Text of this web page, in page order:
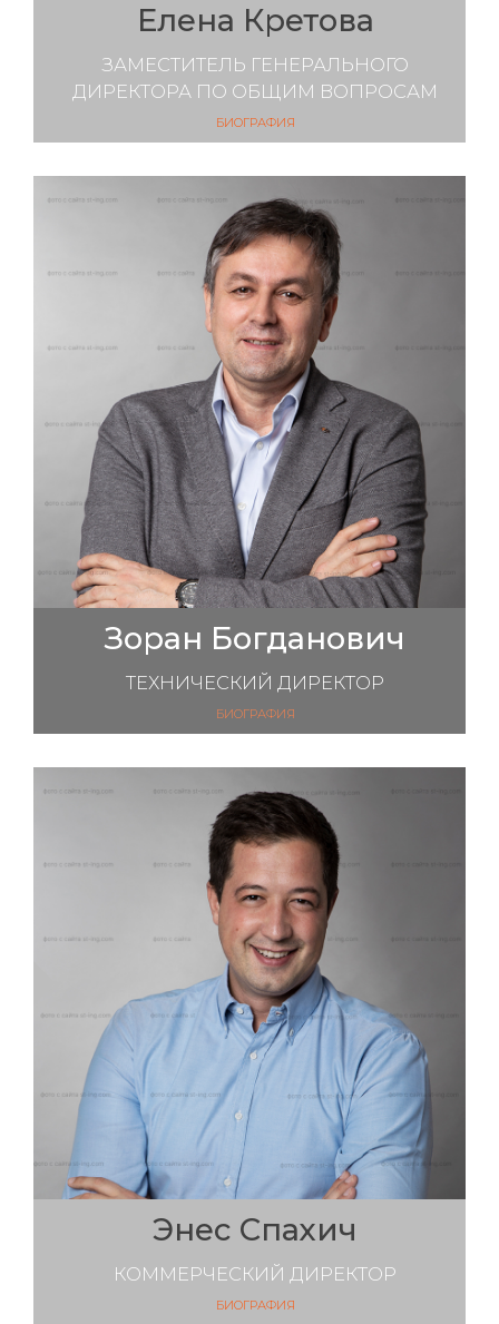
Елена Кретова
ЗАМЕСТИТЕЛЬ ГЕНЕРАЛЬНОГО
ДИРЕКТОРА ПО ОБЩИМ ВОПРОСАМ
БИОГРАФИЯ
Зоран Богданович
ТЕХНИЧЕСКИЙ ДИРЕКТОР
БИОГРАФИЯ
Энес Спахич